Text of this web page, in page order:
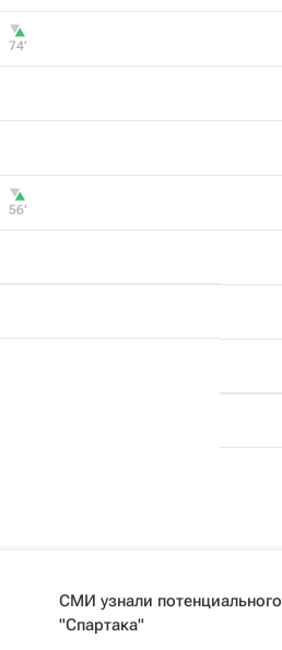
74‎’‎
56‎’‎
СМИ узнали
"Спартака"